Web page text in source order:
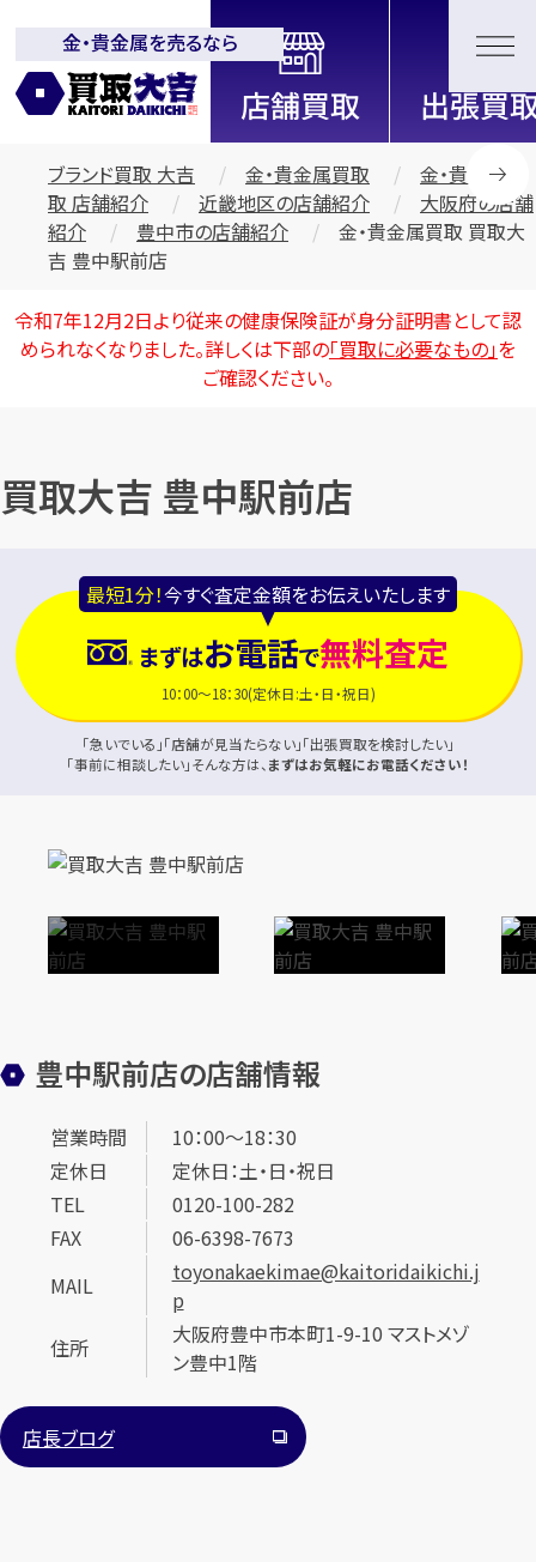
全国2200店舗以上展開中！
信頼と実績の買取専門店「買取大
吉」
金・貴金属を売るなら
ブランド買取 大吉 金・貴金属買取
金・貴金属買
取 店舗紹介
近畿地区の店舗紹介
大阪府の店舗
紹介
豊中市の店舗紹介
金・貴金属買取 買取大
吉 豊中駅前店
令和7年12月2日より従来の健康保険証が身分証明書として認
められなくなりました。詳しくは下部の「買取に必要なもの」を
ご確認ください。
買取大吉 豊中駅前店
最短1分！今すぐ査定金額をお伝えいたします
まずはお電話で無料査定
10：00～18：30(定休日:土・日・祝日)
「急いでいる」「店舗が見当たらない」「出張買取を検討したい」
「事前に相談したい」そんな方は、 まずはお気軽にお電話ください！
豊中駅前店の店舗情報
営業時間
10：00～18：30
定休日
定休日：土・日・祝日
TEL
0120-100-282
FAX
06-6398-7673
MAIL
toyonakaekimae@kaitoridaikichi.j
p
住所
大阪府豊中市本町1-9-10 マストメゾ
ン豊中1階
店長ブログ